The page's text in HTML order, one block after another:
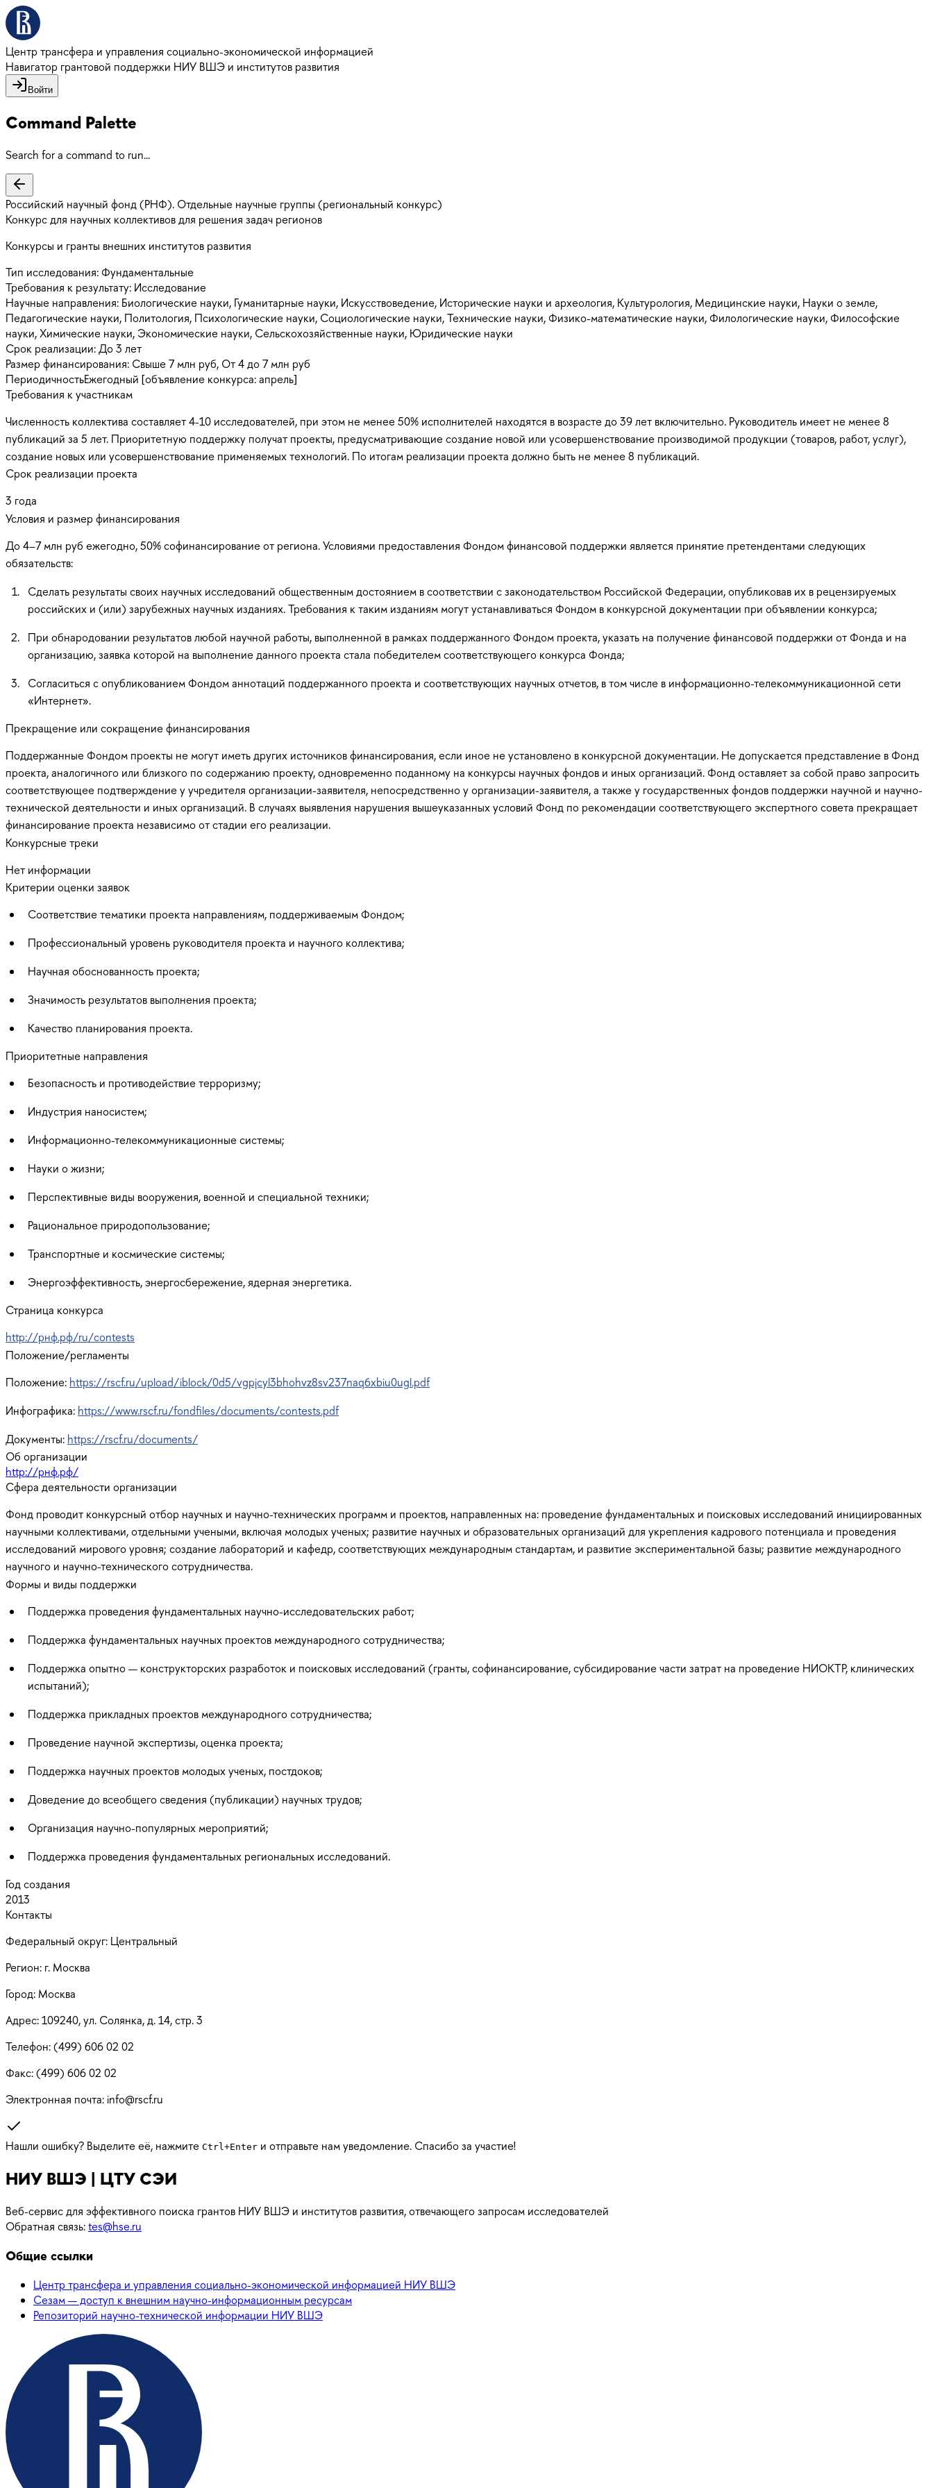
Центр трансфера и управления социально-экономической информацией
Навигатор грантовой поддержки НИУ ВШЭ и институтов развития
Войти
Command Palette
Search for a command to run...
Российский научный фонд (РНФ). Отдельные научные группы (региональный конкурс)
Конкурс для научных коллективов для решения задач регионов
Конкурсы и гранты внешних институтов развития
Тип исследования:Фундаментальные
Требования к результату: Исследование
Научные направления: Биологические науки, Гуманитарные науки, Искусствоведение, Исторические науки и археология, Культурология, Медицинские науки, Науки о земле,
Педагогические науки, Политология, Психологические науки, Социологические науки, Технические науки, Физико-математические науки, Филологические науки, Философские
науки, Химические науки, Экономические науки, Сельскохозяйственные науки, Юридические науки
Срок реализации:До 3 лет
Размер финансирования: Свыше 7 млн руб, От 4 до 7 млн руб
ПериодичностьЕжегодный [объявление конкурса: апрель]
Требования к участникам
Численность коллектива составляет 4-10 исследователей, при этом не менее 50% исполнителей находятся в возрасте до 39 лет включительно. Руководитель имеет не менее 8
публикаций за 5 лет. Приоритетную поддержку получат проекты, предусматривающие создание новой или усовершенствование производимой продукции (товаров, работ, услуг),
создание новых или усовершенствование применяемых технологий. По итогам реализации проекта должно быть не менее 8 публикаций.
Срок реализации проекта
3 года
Условия и размер финансирования
До 4–7 млн руб ежегодно, 50% софинансирование от региона. Условиями предоставления Фондом финансовой поддержки является принятие претендентами следующих
обязательств:
Сделать результаты своих научных исследований общественным достоянием в соответствии с законодательством Российской Федерации, опубликовав их в рецензируемых
российских и (или) зарубежных научных изданиях. Требования к таким изданиям могут устанавливаться Фондом в конкурсной документации при объявлении конкурса;
При обнародовании результатов любой научной работы, выполненной в рамках поддержанного Фондом проекта, указать на получение финансовой поддержки от Фонда и на
организацию, заявка которой на выполнение данного проекта стала победителем соответствующего конкурса Фонда;
Согласиться с опубликованием Фондом аннотаций поддержанного проекта и соответствующих научных отчетов, в том числе в информационно-телекоммуникационной сети
«Интернет».
Прекращение или сокращение финансирования
Поддержанные Фондом проекты не могут иметь других источников финансирования, если иное не установлено в конкурсной документации. Не допускается представление в Фонд
проекта, аналогичного или близкого по содержанию проекту, одновременно поданному на конкурсы научных фондов и иных организаций. Фонд оставляет за собой право запросить
соответствующее подтверждение у учредителя организации-заявителя, непосредственно у организации-заявителя, а также у государственных фондов поддержки научной и научно-
технической деятельности и иных организаций. В случаях выявления нарушения вышеуказанных условий Фонд по рекомендации соответствующего экспертного совета прекращает
финансирование проекта независимо от стадии его реализации.
Конкурсные треки
Нет информации
Критерии оценки заявок
Соответствие тематики проекта направлениям, поддерживаемым Фондом;
Профессиональный уровень руководителя проекта и научного коллектива;
Научная обоснованность проекта;
Значимость результатов выполнения проекта;
Качество планирования проекта.
Приоритетные направления
Безопасность и противодействие терроризму;
Индустрия наносистем;
Информационно-телекоммуникационные системы;
Науки о жизни;
Перспективные виды вооружения, военной и специальной техники;
Рациональное природопользование;
Транспортные и космические системы;
Энергоэффективность, энергосбережение, ядерная энергетика.
Страница конкурса
http://рнф.рф/ru/contests
Положение/регламенты
Положение: https://rscf.ru/upload/iblock/0d5/vgpjcyl3bhohvz8sv237naq6xbiu0ugl.pdf
Инфографика: https://www.rscf.ru/fondfiles/documents/contests.pdf
Документы: https://rscf.ru/documents/
Об организации
http://рнф.рф/
Сфера деятельности организации
Фонд проводит конкурсный отбор научных и научно-технических программ и проектов, направленных на: проведение фундаментальных и поисковых исследований инициированных
научными коллективами, отдельными учеными, включая молодых ученых; развитие научных и образовательных организаций для укрепления кадрового потенциала и проведения
исследований мирового уровня; создание лабораторий и кафедр, соответствующих международным стандартам, и развитие экспериментальной базы; развитие международного
научного и научно-технического сотрудничества.
Формы и виды поддержки
Поддержка проведения фундаментальных научно-исследовательских работ;
Поддержка фундаментальных научных проектов международного сотрудничества;
Поддержка опытно — конструкторских разработок и поисковых исследований (гранты, софинансирование, субсидирование части затрат на проведение НИОКТР, клинических
испытаний);
Поддержка прикладных проектов международного сотрудничества;
Проведение научной экспертизы, оценка проекта;
Поддержка научных проектов молодых ученых, постдоков;
Доведение до всеобщего сведения (публикации) научных трудов;
Организация научно-популярных мероприятий;
Поддержка проведения фундаментальных региональных исследований.
Год создания
2013
Контакты
Федеральный округ: Центральный
Регион: г. Москва
Город: Москва
Адрес:109240, ул. Солянка, д. 14, стр. 3
Телефон:(499) 606 02 02
Факс:(499) 606 02 02
Электронная почта: info@rscf.ru
Нашли ошибку? Выделите её, нажмите Ctrl +Enter и отправьте нам уведомление. Спасибо за участие!
НИУ ВШЭ | ЦТУ СЭИ
Веб-сервис для эффективного поиска грантов НИУ ВШЭ и институтов развития, отвечающего запросам исследователей
Обратная связь:tes@hse.ru
Общие ссылки
Центр трансфера и управления социально-экономической информацией НИУ ВШЭ
Сезам — доступ к внешним научно-информационным ресурсам
Репозиторий научно-технической информации НИУ ВШЭ